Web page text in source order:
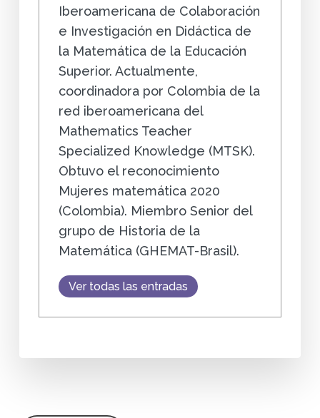
Iberoamericana de Colaboración
e Investigación en Didáctica de
la Matemática de la Educación
Superior. Actualmente,
coordinadora por Colombia de la
red iberoamericana del
Mathematics Teacher
Specialized Knowledge (MTSK).
Obtuvo el reconocimiento
Mujeres matemática 2020
(Colombia). Miembro Senior del
grupo de Historia de la
Matemática (GHEMAT-Brasil).
Ver todas las entradas